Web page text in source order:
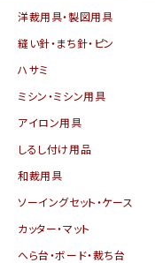
洋裁用具・製図用具
縫い針・まち針・ピン
ハサミ
ミシン・ミシン用具
アイロン用具
しるし付け用品
和裁用具
ソーイングセット・ケース
カッター・マット
へら台・ボード・裁ち台